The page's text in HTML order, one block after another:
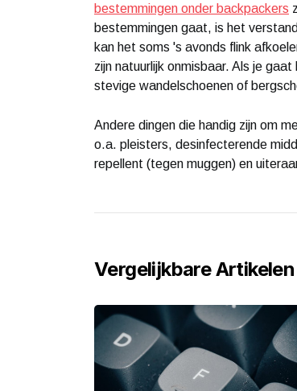
bestemmingen onder backpackers
bestemmingen gaat, is het
kan het soms 's avonds flink
zijn natuurlijk onmisbaar. Als je
stevige wandelschoenen of
Andere dingen die handig zijn om
o.a. pleisters, desinfecterende
repellent (tegen muggen) en
Vergelijkbare Artikelen